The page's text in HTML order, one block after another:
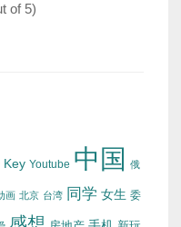
of 5)
Key Youtube 中国 俄
画 北京 台湾 同学 女生 委